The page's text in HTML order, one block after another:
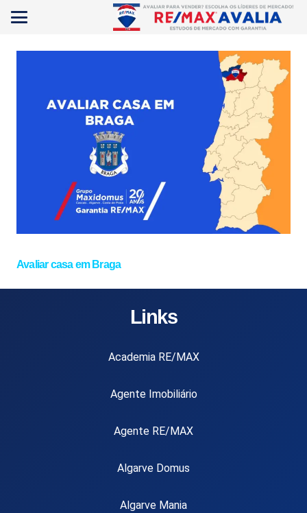
Avaliar casa em Braga
Links
Academia RE/MAX
Agente Imobiliário
Agente RE/MAX
Algarve Domus
Algarve Mania